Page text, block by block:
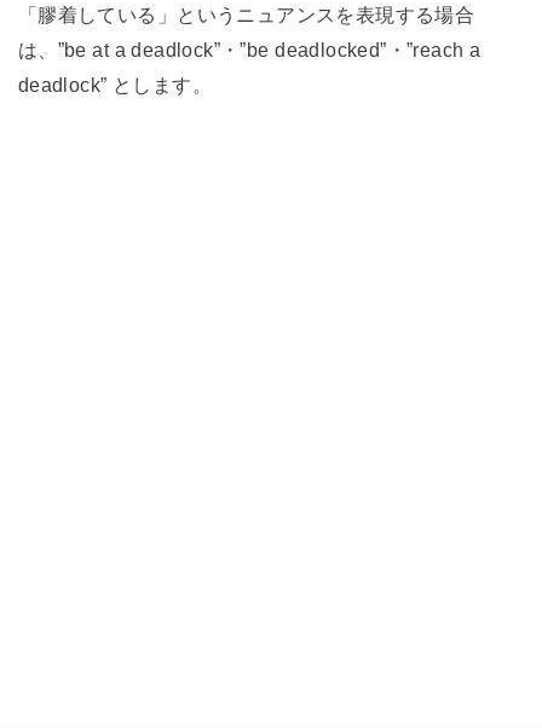
「膠着している」というニュアンスを表現する場合
は、”be at a deadlock”・”be deadlocked”・”reach a
deadlock” とします。